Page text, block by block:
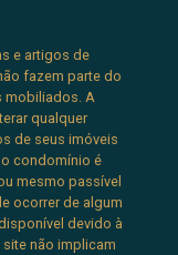
e artigos de
fazem parte do
mobiliados. A
qualquer
de seus imóveis
condomínio é
mesmo passível
ocorrer de algum
devido à
não implicam